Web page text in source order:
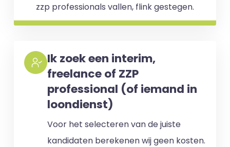
zzp professionals vallen, flink gestegen.
Ik zoek een interim,
freelance of ZZP
professional (of iemand in
loondienst)
Voor het selecteren van de juiste
kandidaten berekenen wij geen kosten.